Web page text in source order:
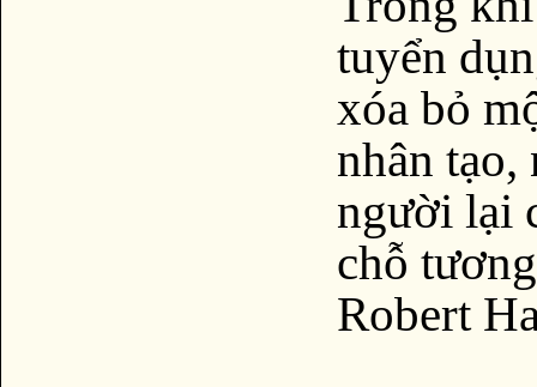
tuyển
xóa bỏ
nhân
người lại
chỗ
Robert